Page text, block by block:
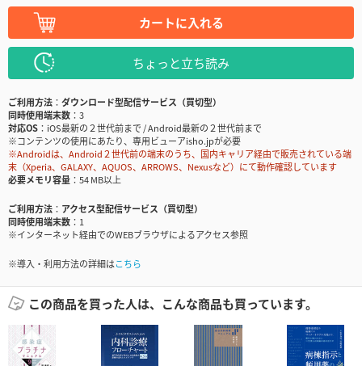
カートに入れる
ちょっと立ち読み
ご利用方法
ダウンロード型配信サービス（買切型）
同時使用端末数
3
対応OS
iOS最新の２世代前まで / Android最新の２世代前まで
※コンテンツの使用にあたり、専用ビューアisho.jpが必要
※Androidは、Android２世代前の端末のうち、国内キャリア経由で販売されている端
末（Xperia、GALAXY、AQUOS、ARROWS、Nexusなど）にて動作確認しています
必要メモリ容量
54 MB以上
ご利用方法
アクセス型配信サービス（買切型）
同時使用端末数
1
※インターネット経由でのWEBブラウザによるアクセス参照
※導入・利用方法の詳細はこちら
この商品を買った人は、こんな商品も買っています。